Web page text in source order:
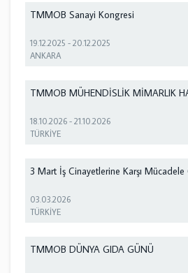
TMMOB Sanayi Kongresi
19.12.2025 -20.12.2025
ANKARA
TMMOB MÜHENDİSLİK MİMARLIK
18.10.2026 -21.10.2026
TÜRKİYE
3 Mart İş Cinayetlerine Karşı Mücadele
03.03.2026
TÜRKİYE
TMMOB DÜNYA GIDA GÜNÜ